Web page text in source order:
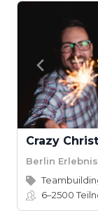
Crazy
Berlin
6–2500